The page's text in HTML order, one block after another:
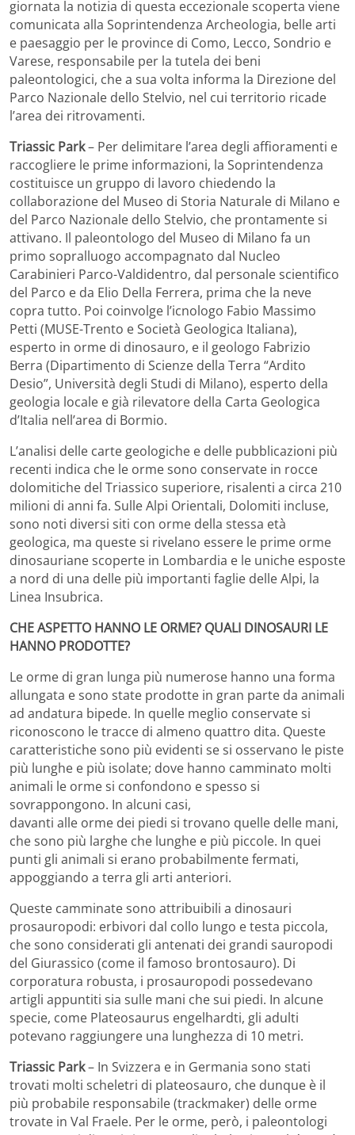
giornata la notizia di questa eccezionale scoperta viene
comunicata alla Soprintendenza Archeologia, belle arti
e paesaggio per le province di Como, Lecco, Sondrio e
Varese, responsabile per la tutela dei beni
paleontologici, che a sua volta informa la Direzione del
Parco Nazionale dello Stelvio, nel cui territorio ricade
l’area dei ritrovamenti.
Triassic Park– Per delimitare l’area degli affioramenti e
raccogliere le prime informazioni, la Soprintendenza
costituisce un gruppo di lavoro chiedendo la
collaborazione del Museo di Storia Naturale di Milano e
del Parco Nazionale dello Stelvio, che prontamente si
attivano. Il paleontologo del Museo di Milano fa un
primo sopralluogo accompagnato dal Nucleo
Carabinieri Parco-Valdidentro, dal personale scientifico
del Parco e da Elio Della Ferrera, prima che la neve
copra tutto. Poi coinvolge l’icnologo Fabio Massimo
Petti (MUSE-Trento e Società Geologica Italiana),
esperto in orme di dinosauro, e il geologo Fabrizio
Berra (Dipartimento di Scienze della Terra “Ardito
Desio”, Università degli Studi di Milano), esperto della
geologia locale e già rilevatore della Carta Geologica
d’Italia nell’area di Bormio.
L’analisi delle carte geologiche e delle pubblicazioni più
recenti indica che le orme sono conservate in rocce
dolomitiche del Triassico superiore, risalenti a circa 210
milioni di anni fa. Sulle Alpi Orientali, Dolomiti incluse,
sono noti diversi siti con orme della stessa età
geologica, ma queste si rivelano essere le prime orme
dinosauriane scoperte in Lombardia e le uniche esposte
a nord di una delle più importanti faglie delle Alpi, la
Linea Insubrica.
CHE ASPETTO HANNO LE ORME? QUALI DINOSAURI LE
HANNO PRODOTTE?
Le orme di gran lunga più numerose hanno una forma
allungata e sono state prodotte in gran parte da animali
ad andatura bipede. In quelle meglio conservate si
riconoscono le tracce di almeno quattro dita. Queste
caratteristiche sono più evidenti se si osservano le piste
più lunghe e più isolate; dove hanno camminato molti
animali le orme si confondono e spesso si
sovrappongono. In alcuni casi,
davanti alle orme dei piedi si trovano quelle delle mani,
che sono più larghe che lunghe e più piccole. In quei
punti gli animali si erano probabilmente fermati,
appoggiando a terra gli arti anteriori.
Queste camminate sono attribuibili a dinosauri
prosauropodi: erbivori dal collo lungo e testa piccola,
che sono considerati gli antenati dei grandi sauropodi
del Giurassico (come il famoso brontosauro). Di
corporatura robusta, i prosauropodi possedevano
artigli appuntiti sia sulle mani che sui piedi. In alcune
specie, come Plateosaurus engelhardti, gli adulti
potevano raggiungere una lunghezza di 10 metri.
Triassic Park– In Svizzera e in Germania sono stati
trovati molti scheletri di plateosauro, che dunque è il
più probabile responsabile (trackmaker) delle orme
trovate in Val Fraele. Per le orme, però, i paleontologi